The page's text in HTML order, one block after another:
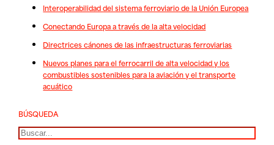
Interoperabilidad del sistema ferroviario de la Unión Europea
Conectando Europa a través de la alta velocidad
Directrices cánones de las infraestructuras ferroviarias
Nuevos planes para el ferrocarril de alta velocidad y los
combustibles sostenibles para la aviación y el transporte
acuático
BÚSQUEDA
Buscar